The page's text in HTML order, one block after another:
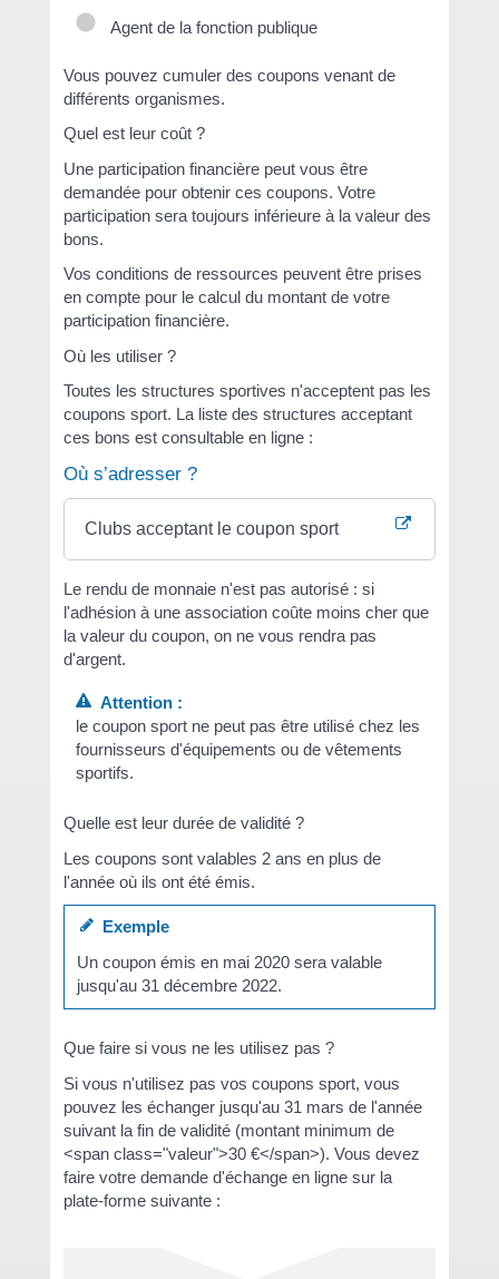
Agent de la fonction publique
Vous pouvez cumuler des coupons venant de
différents organismes.
Quel est leur coût ?
Une participation financière peut vous être
demandée pour obtenir ces coupons. Votre
participation sera toujours inférieure à la valeur des
bons.
Vos conditions de ressources peuvent être prises
en compte pour le calcul du montant de votre
participation financière.
Où les utiliser ?
Toutes les structures sportives n'acceptent pas les
coupons sport. La liste des structures acceptant
ces bons est consultable en ligne :
Où s’adresser ?
Clubs acceptant le coupon sport
Le rendu de monnaie n'est pas autorisé : si
l'adhésion à une association coûte moins cher que
la valeur du coupon, on ne vous rendra pas
d'argent.
Attention :
le coupon sport ne peut pas être utilisé chez les
fournisseurs d'équipements ou de vêtements
sportifs.
Quelle est leur durée de validité ?
Les coupons sont valables 2 ans en plus de
l'année où ils ont été émis.
Exemple
Un coupon émis en mai 2020 sera valable
jusqu'au 31 décembre 2022.
Que faire si vous ne les utilisez pas ?
Si vous n'utilisez pas vos coupons sport, vous
pouvez les échanger jusqu'au 31 mars de l'année
suivant la fin de validité (montant minimum de
<span class="valeur">30 €</span>). Vous devez
faire votre demande d'échange en ligne sur la
plate-forme suivante :